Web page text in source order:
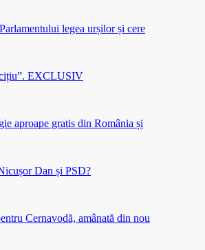
legea urșilor și cere
EXCLUSIV
aproape gratis din România și
Dan și PSD?
Cernavodă, amânată din nou